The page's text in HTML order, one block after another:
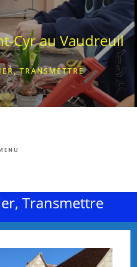
Cyr au Vaudreuil
TRANSMETTRE
Transmettre